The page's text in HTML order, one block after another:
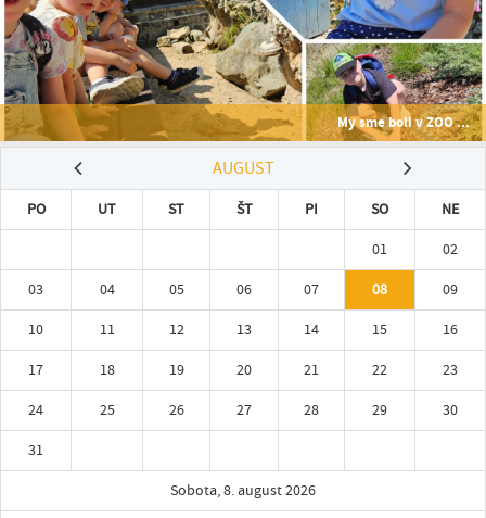
My sme boli v ZOO ...
AUGUST
PO UT ST ŠT PI SO
NE
01
02
03
04 05 06 07 08
09
10
11 12 13 14 15
16
17
18 19 20 21 22
23
24
25 26 27 28 29
30
31
Sobota, 8. august 2026